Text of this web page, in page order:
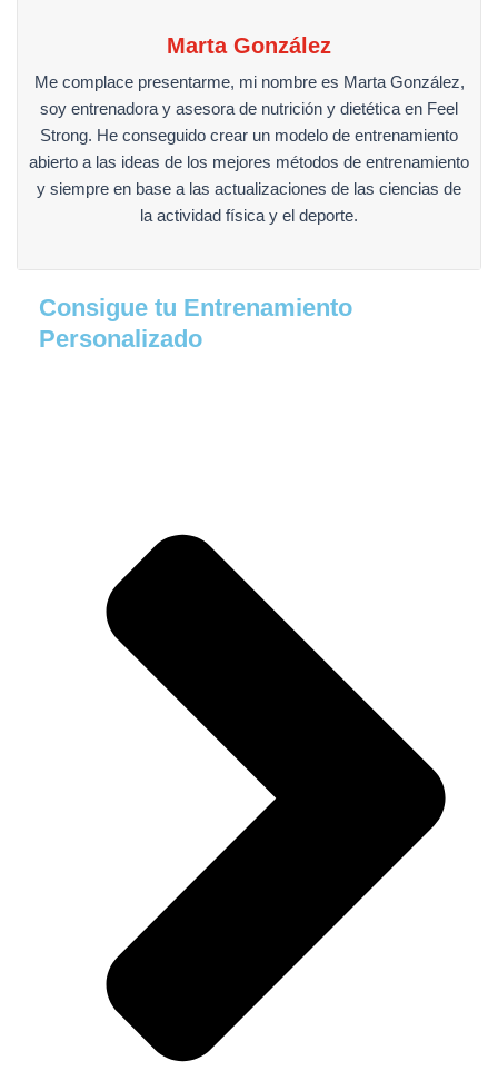
Marta González
Me complace presentarme, mi nombre es Marta González,
soy entrenadora y asesora de nutrición y dietética en Feel
Strong. He conseguido crear un modelo de entrenamiento
abierto a las ideas de los mejores métodos de entrenamiento
y siempre en base a las actualizaciones de las ciencias de
la actividad física y el deporte.
Consigue tu Entrenamiento
Personalizado